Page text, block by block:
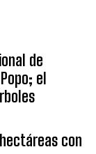
de
el
con